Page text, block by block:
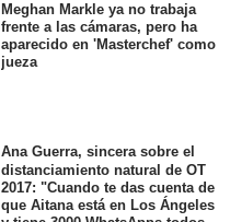
Meghan Markle ya no trabaja
frente a las cámaras, pero ha
aparecido en 'Masterchef' como
jueza
Ana Guerra, sincera sobre el
distanciamiento natural de OT
2017: "Cuando te das cuenta de
que Aitana está en Los Ángeles